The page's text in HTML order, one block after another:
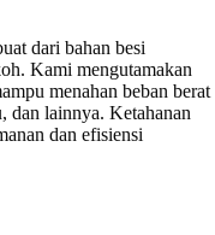
dari bahan besi
Kami mengutamakan
menahan beban berat
dan lainnya. Ketahanan
dan efisiensi